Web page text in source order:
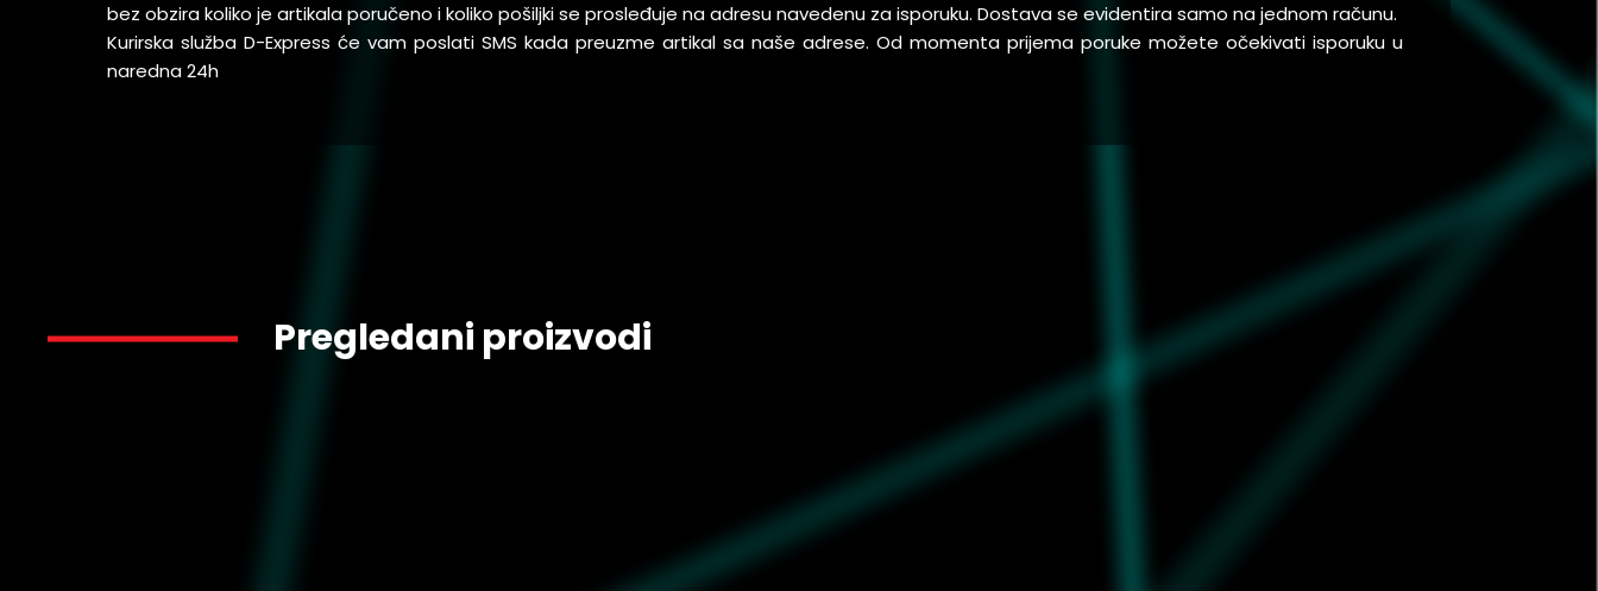
bez obzira koliko je artikala poručeno i koliko pošiljki se prosleđuje na adresu navedenu za isporuku. Dostava se evidentira samo na jednom računu.
Kurirska služba D-Express će vam poslati SMS kada preuzme artikal sa naše adrese. Od momenta prijema poruke možete očekivati isporuku u
naredna 24h
Pregledani proizvodi